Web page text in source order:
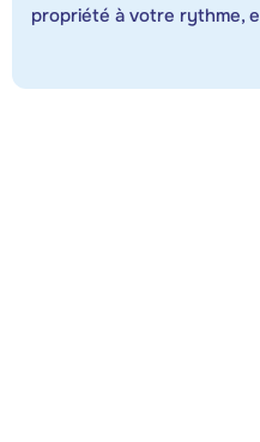
propriété à votre rythme,